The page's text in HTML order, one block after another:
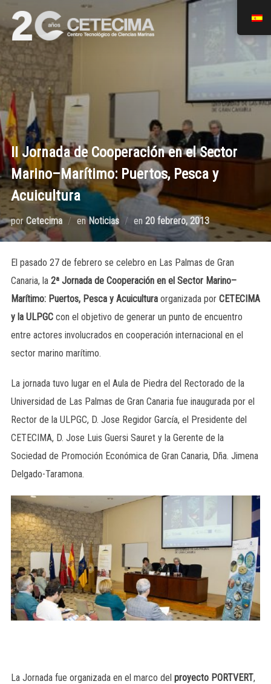
II Jornada de Cooperación en el Sector
Marino–Marítimo: Puertos, Pesca y
Acuicultura
por Cetecima enNoticias en 20 febrero, 2013
El pasado 27 de febrero se celebro en Las Palmas de Gran
Canaria, la 2ª Jornada de Cooperación en el Sector Marino–
Marítimo: Puertos, Pesca y Acuiculturaorganizada por CETECIMA
y la ULPGCcon el objetivo de generar un punto de encuentro
entre actores involucrados en cooperación internacional en el
sector marino marítimo.
La jornada tuvo lugar en el Aula de Piedra del Rectorado de la
Universidad de Las Palmas de Gran Canaria fue inaugurada por el
Rector de la ULPGC, D. Jose Regidor García, el Presidente del
CETECIMA, D. Jose Luis Guersi Sauret y la Gerente de la
Sociedad de Promoción Económica de Gran Canaria, Dña. Jimena
Delgado-Taramona.
La Jornada fue organizada en el marco del proyecto PORTVERT,